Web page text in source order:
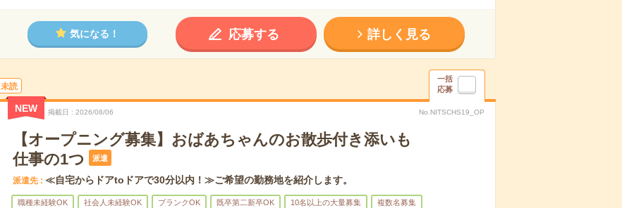
気になる！ 応募する 詳しく見る
未読
一括
応募
NEW 掲載日 2026/08/06 No.NITSCHS19_OP
【オープニング募集】おばあちゃんのお散歩付き添いも
仕事の1つ
派遣
派遣先 ≪自宅からドアtoドアで30分以内！≫ご希望の勤務地を紹介します。
職種未経験OK 社会人未経験OK ブランクOK 既卒第二新卒OK 10名以上の大量募集 複数名募集